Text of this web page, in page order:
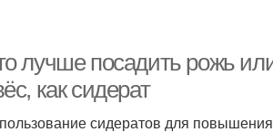
лучше посадить рожь
как сидерат
сидератов для